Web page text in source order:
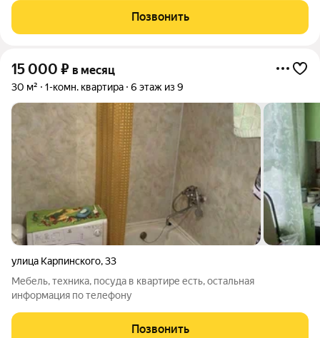
оплачиваются отдельно. По условиям проживания: можно с
детьми, можно с питомцами. Из
Позвонить
15 000 ₽ в месяц
30 м² 1-комн. квартира 6 этаж из 9
улица Карпинского,33
Мебель, техника, посуда в квартире есть, остальная
информация по телефону
Позвонить